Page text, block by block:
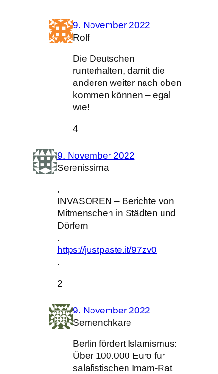
9. November 2022
Rolf
Die Deutschen
runterhalten, damit die
anderen weiter nach oben
kommen können – egal
wie!
4
9. November 2022
Serenissima
,
INVASOREN – Berichte von
Mitmenschen in Städten und
Dörfern
.
https://justpaste.it/97zv0
.
2
9. November 2022
Semenchkare
Berlin fördert Islamismus:
Über 100.000 Euro für
salafistischen Imam-Rat